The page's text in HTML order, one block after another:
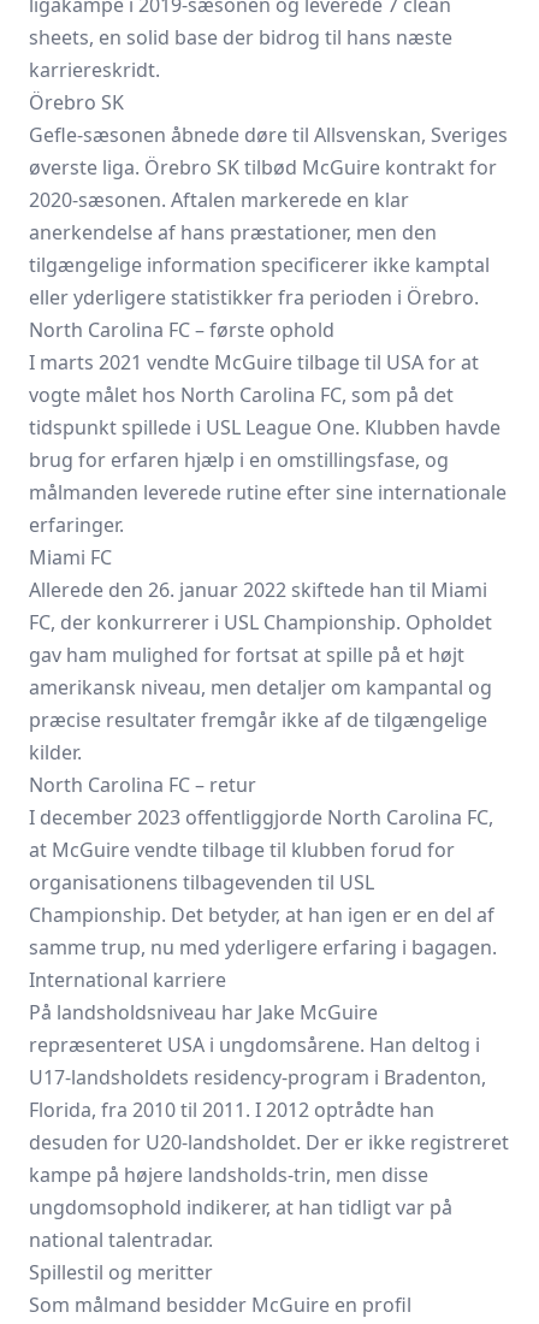
sheets, en solid base der bidrog til hans næste
karriereskridt.
Örebro SK
Gefle-sæsonen åbnede døre til Allsvenskan, Sveriges
øverste liga. Örebro SK tilbød McGuire kontrakt for
2020-sæsonen. Aftalen markerede en klar
anerkendelse af hans præstationer, men den
tilgængelige information specificerer ikke kamptal
eller yderligere statistikker fra perioden i Örebro.
North Carolina FC – første ophold
I marts 2021 vendte McGuire tilbage til USA for at
vogte målet hos North Carolina FC, som på det
tidspunkt spillede i USL League One. Klubben havde
brug for erfaren hjælp i en omstillingsfase, og
målmanden leverede rutine efter sine internationale
erfaringer.
Miami FC
Allerede den 26. januar 2022 skiftede han til Miami
FC, der konkurrerer i USL Championship. Opholdet
gav ham mulighed for fortsat at spille på et højt
amerikansk niveau, men detaljer om kampantal og
præcise resultater fremgår ikke af de tilgængelige
kilder.
North Carolina FC – retur
I december 2023 offentliggjorde North Carolina FC,
at McGuire vendte tilbage til klubben forud for
organisationens tilbagevenden til USL
Championship. Det betyder, at han igen er en del af
samme trup, nu med yderligere erfaring i bagagen.
International karriere
På landsholdsniveau har Jake McGuire
repræsenteret USA i ungdomsårene. Han deltog i
U17-landsholdets residency-program i Bradenton,
Florida, fra 2010 til 2011. I 2012 optrådte han
desuden for U20-landsholdet. Der er ikke registreret
kampe på højere landsholds-trin, men disse
ungdomsophold indikerer, at han tidligt var på
national talentradar.
Spillestil og meritter
Som målmand besidder McGuire en profil